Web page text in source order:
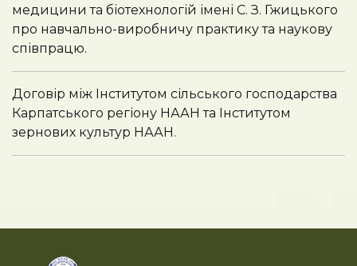
медицини та біотехнологій імені С. З. Гжицького
про навчально-виробничу практику та наукову
співпрацю.
Договір між Інститутом сільського господарства
Карпатського регіону НААН та Інститутом
зернових культур НААН.